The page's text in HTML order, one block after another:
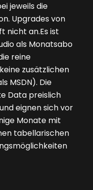
jeweils die
Upgrades von
nicht an.Es ist
als Monatsabo
reine
zusätzlichen
MSDN). Die
Data preislich
eignen sich vor
Monate mit
tabellarischen